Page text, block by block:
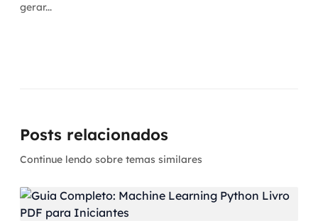
gerar...
Posts relacionados
Continue lendo sobre temas similares